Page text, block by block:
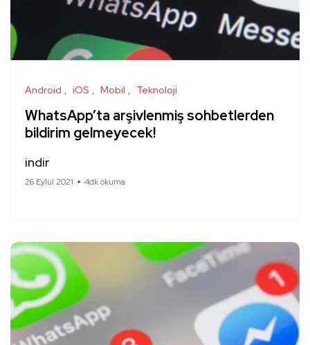
Android iOS Mobil Teknoloji
WhatsApp’ta arşivlenmiş sohbetlerden
bildirim gelmeyecek!
indir
26 Eylül 2021 4dk okuma